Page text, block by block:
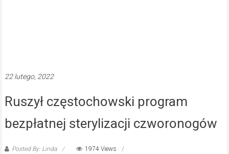
22 lutego, 2022
Ruszył częstochowski program
bezpłatnej sterylizacji czworonogów
Posted By: Linda
1974 Views